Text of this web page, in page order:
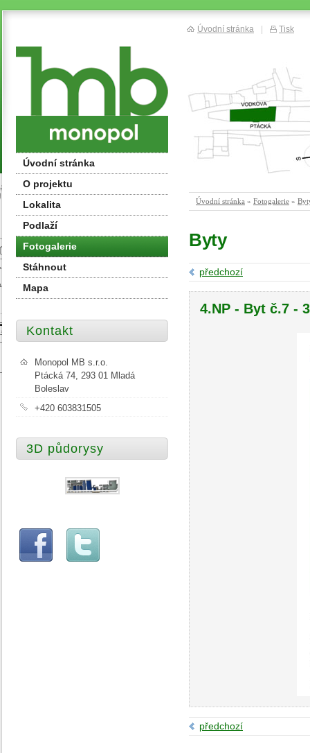
Úvodní stránka » Fotogalerie »
Byty
předchozí
4.NP - Byt č.7 -
předchozí
Úvodní stránka
O projektu
Lokalita
Podlaží
Fotogalerie
Stáhnout
Mapa
Kontakt
Monopol MB s.r.o.
Ptácká 74, 293 01 Mladá
Boleslav
+420 603831505
3D půdorysy
Úvodní stránka | Tisk